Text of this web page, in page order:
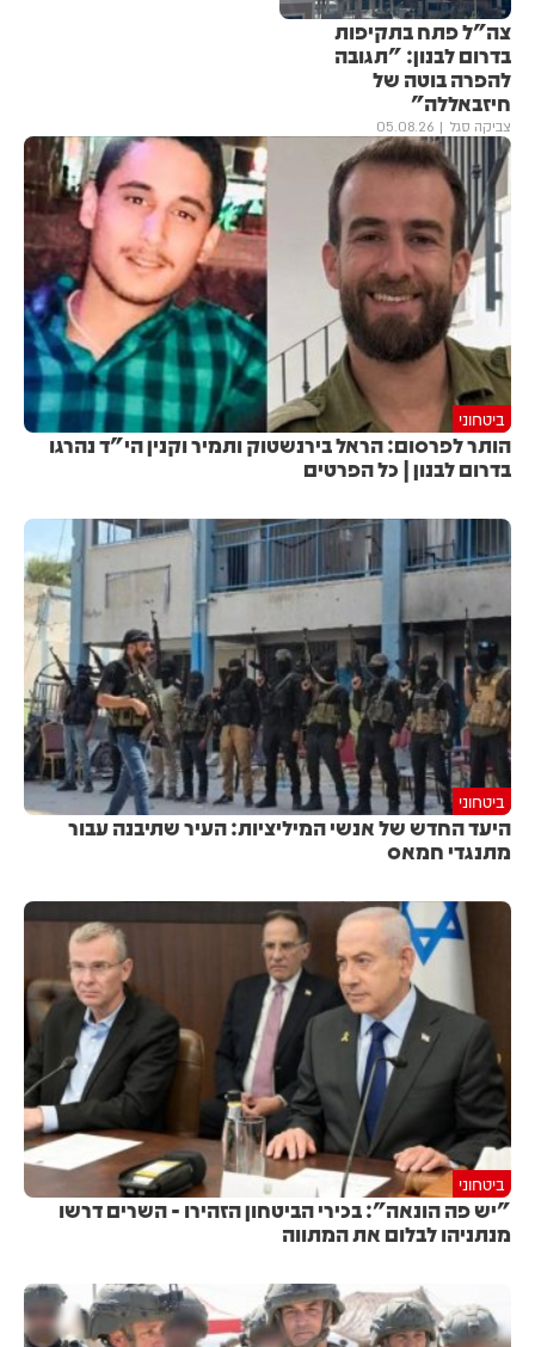
צה"ל פתח בתקיפות
בדרום לבנון: "תגובה
להפרה בוטה של
חיזבאללה"
צביקה סגל 05.08.26
ביטחוני
הותר לפרסום: הראל בירנשטוק ותמיר וקנין הי"ד נהרגו
בדרום לבנון | כל הפרטים
ביטחוני
היעד החדש של אנשי המיליציות: העיר שתיבנה עבור
מתנגדי חמאס
ביטחוני
"יש פה הונאה": בכירי הביטחון הזהירו - השרים דרשו
מנתניהו לבלום את המתווה